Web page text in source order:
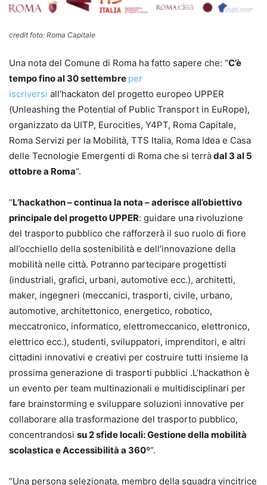
credit foto: Roma Capitale
Una nota del Comune di Roma ha fatto sapere che: “C’è
tempo fino al 30 settembre per
iscriversi all’hackaton del progetto europeo UPPER
(Unleashing the Potential of Public Transport in EuRope),
organizzato da UITP, Eurocities, Y4PT, Roma Capitale,
Roma Servizi per la Mobilità, TTS Italia, Roma Idea e Casa
delle Tecnologie Emergenti di Roma che si terràdal 3 al 5
ottobre a Roma“.
“L’hackathon – continua la nota – aderisce all’obiettivo
principale del progetto UPPER: guidare una rivoluzione
del trasporto pubblico che rafforzerà il suo ruolo di fiore
all’occhiello della sostenibilità e dell’innovazione della
mobilità nelle città. Potranno partecipare progettisti
(industriali, grafici, urbani, automotive ecc.), architetti,
maker, ingegneri (meccanici, trasporti, civile, urbano,
automotive, architettonico, energetico, robotico,
meccatronico, informatico, elettromeccanico, elettronico,
elettrico ecc.), studenti, sviluppatori, imprenditori, e altri
cittadini innovativi e creativi per costruire tutti insieme la
prossima generazione di trasporti pubblici .L’hackathon è
un evento per team multinazionali e multidisciplinari per
fare brainstorming e sviluppare soluzioni innovative per
collaborare alla trasformazione del trasporto pubblico,
concentrandosi su 2 sfide locali: Gestione della mobilità
scolastica e Accessibilità a 360º“.
“Una persona selezionata, membro della squadra vincitrice